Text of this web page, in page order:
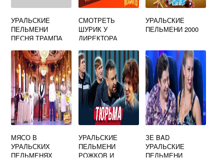
УРАЛЬСКИЕ
ПЕЛЬМЕНИ
ПЕСНЯ ТРАМПА
СМОТРЕТЬ
ШУРИК У
ДИРЕКТОРА
УРАЛЬСКИЕ
ПЕЛЬМЕНИ
УРАЛЬСКИЕ
ПЕЛЬМЕНИ 2000
МЯСО В
УРАЛЬСКИХ
ПЕЛЬМЕНЯХ
УРАЛЬСКИЕ
ПЕЛЬМЕНИ
РОЖКОВ И
ЗЕ BAD
УРАЛЬСКИЕ
ПЕЛЬМЕНИ